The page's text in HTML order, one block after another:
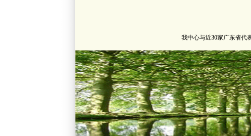
我中心与近30家广东省代